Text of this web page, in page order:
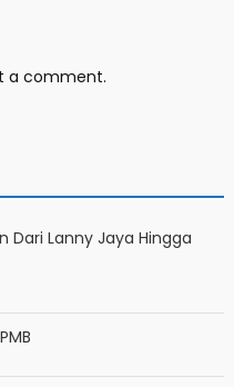
a comment.
Dari Lanny Jaya Hingga